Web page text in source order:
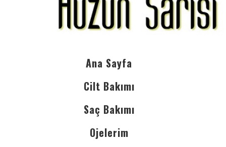
Ana Sayfa
Cilt Bakımı
Saç Bakımı
Ojelerim